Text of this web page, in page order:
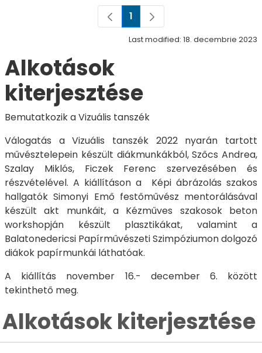
Pagina
1
Last modified: 18. decembrie 2023
Alkotások
kiterjesztése
Bemutatkozik a Vizuális tanszék
Válogatás a Vizuális tanszék 2022 nyarán tartott
művésztelepein készült diákmunkákból, Szőcs Andrea,
Szalay Miklós, Ficzek Ferenc szervezésében és
részvételével. A kiállításon a Képi ábrázolás szakos
hallgatók Simonyi Emő festőművész mentorálásával
készült akt munkáit, a Kézműves szakosok beton
workshopján készült plasztikákat, valamint a
Balatonedericsi Papírművészeti Szimpóziumon dolgozó
diákok papírmunkái láthatóak.
A kiállítás november 16.- december 6. között
tekinthető meg.
Alkotások kiterjesztése